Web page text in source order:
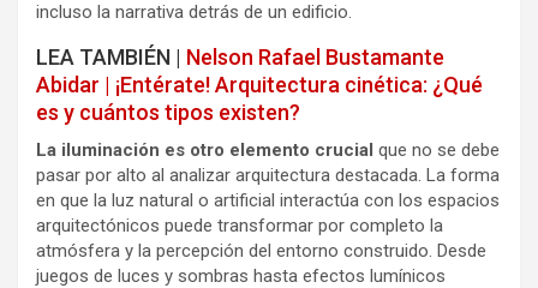
incluso la narrativa detrás de un edificio.
LEA TAMBIÉN | Nelson Rafael Bustamante
Abidar | ¡Entérate! Arquitectura cinética: ¿Qué
es y cuántos tipos existen?
La iluminación es otro elemento crucial que no se debe
pasar por alto al analizar arquitectura destacada. La forma
en que la luz natural o artificial interactúa con los espacios
arquitectónicos puede transformar por completo la
atmósfera y la percepción del entorno construido. Desde
juegos de luces y sombras hasta efectos lumínicos